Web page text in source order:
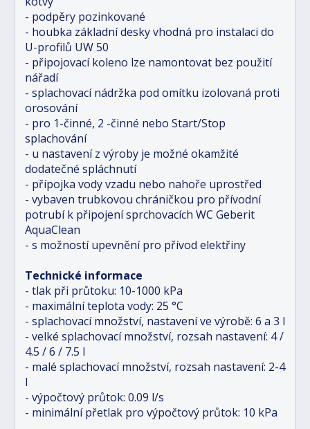
- podpěry pozinkované
- houbka základní desky vhodná pro instalaci do
U-profilů UW 50
- připojovací koleno lze namontovat bez použití
nářadí
- splachovací nádržka pod omítku izolovaná proti
orosování
- pro 1-činné, 2 -činné nebo Start/Stop
splachování
- u nastavení z výroby je možné okamžité
dodatečné spláchnutí
- přípojka vody vzadu nebo nahoře uprostřed
- vybaven trubkovou chráničkou pro přívodní
potrubí k připojení sprchovacích WC Geberit
AquaClean
- s možností upevnění pro přívod elektřiny
Technické informace
- tlak při průtoku: 10-1000 kPa
- maximální teplota vody: 25 °C
- splachovací množství, nastavení ve výrobě: 6 a 3 l
- velké splachovací množství, rozsah nastavení: 4 /
4.5 / 6 / 7.5 l
- malé splachovací množství, rozsah nastavení: 2-4
l
- výpočtový průtok: 0.09 l/s
- minimální přetlak pro výpočtový průtok: 10 kPa